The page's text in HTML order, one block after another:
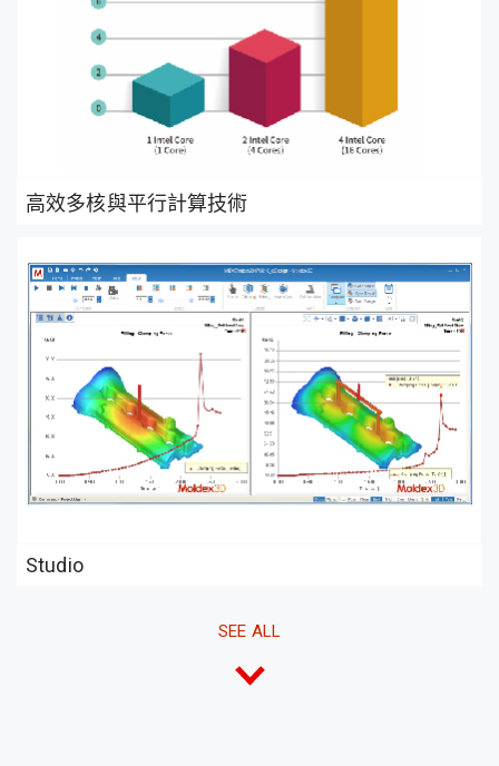
高效多核與平行計算技術
Studio
SEE ALL